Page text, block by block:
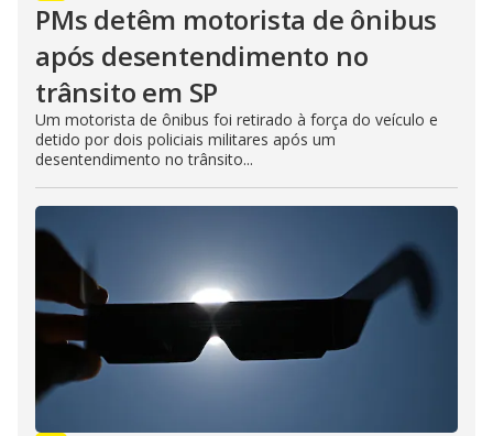
PMs detêm motorista de ônibus
após desentendimento no
trânsito em SP
Um motorista de ônibus foi retirado à força do veículo e
detido por dois policiais militares após um
desentendimento no trânsito...